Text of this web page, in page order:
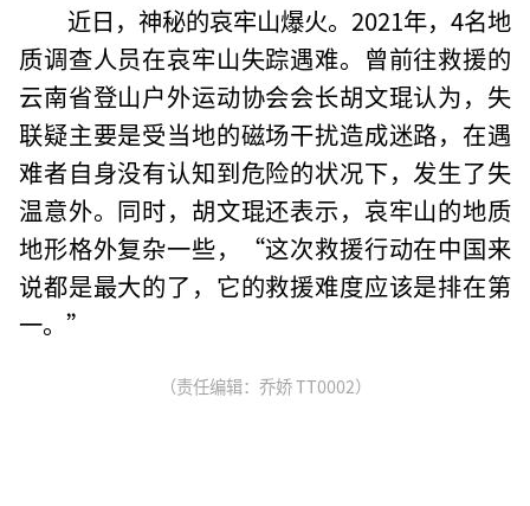
近日，神秘的哀牢山爆火。2021年，4名地
质调查人员在哀牢山失踪遇难。曾前往救援的
云南省登山户外运动协会会长胡文琨认为，失
联疑主要是受当地的磁场干扰造成迷路，在遇
难者自身没有认知到危险的状况下，发生了失
温意外。同时，胡文琨还表示，哀牢山的地质
地形格外复杂一些，“这次救援行动在中国来
说都是最大的了，它的救援难度应该是排在第
一。”
（责任编辑：乔娇 TT0002）